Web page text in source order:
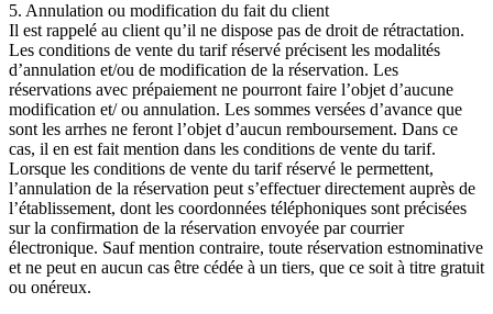
5. Annulation ou modification du fait du client
Il est rappelé au client qu’il ne dispose pas de droit de rétractation.
Les conditions de vente du tarif réservé précisent les modalités
d’annulation et/ou de modification de la réservation. Les
réservations avec prépaiement ne pourront faire l’objet d’aucune
modification et/ ou annulation. Les sommes versées d’avance que
sont les arrhes ne feront l’objet d’aucun remboursement. Dans ce
cas, il en est fait mention dans les conditions de vente du tarif.
Lorsque les conditions de vente du tarif réservé le permettent,
l’annulation de la réservation peut s’effectuer directement auprès de
l’établissement, dont les coordonnées téléphoniques sont précisées
sur la confirmation de la réservation envoyée par courrier
électronique. Sauf mention contraire, toute réservation estnominative
et ne peut en aucun cas être cédée à un tiers, que ce soit à titre gratuit
ou onéreux.